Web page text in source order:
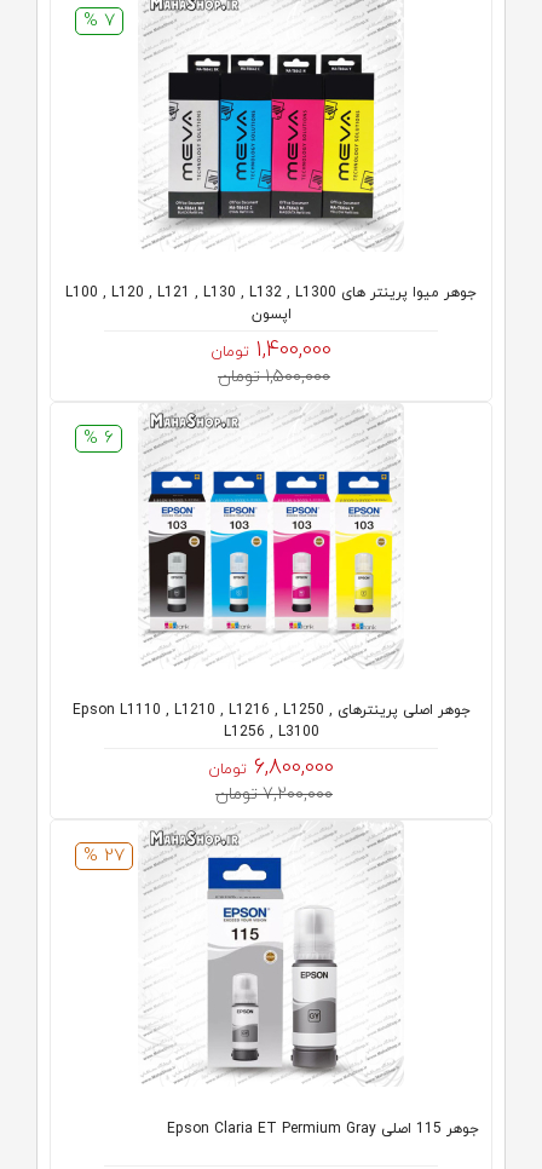
7 %
جوهر میوا پرینتر های L100 , L120 , L121 , L130 , L132 , L1300
اپسون
1,400,000 تومان
1,500,000 تومان
6 %
جوهر اصلی پرینترهای Epson L1110 , L1210 , L1216 , L1250 ,
L1256 , L3100
6,800,000 تومان
7,200,000 تومان
27 %
جوهر 115 اصلی Epson Claria ET Permium Gray